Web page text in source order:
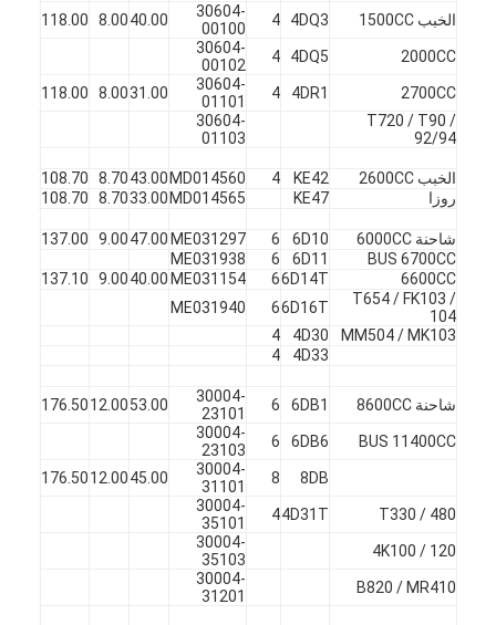
الخبب 1500CC 4DQ3
4
30604-
00100
40.00
8.00
118.00
2000CC
4DQ5
4
30604-
00102
2700CC
4DR1
4
30604-
01101
31.00
8.00
118.00
T720 / T90 /
92/94
30604-
01103
الخبب 2600CC KE42
4
MD014560
43.00
8.70
108.70
روزا
KE47
MD014565
33.00
8.70
108.70
شاحنة 6000CC 6D10
6
ME031297
47.00
9.00
137.00
BUS 6700CC
6D11
6
ME031938
6600CC
6D14T
6
ME031154
40.00
9.00
137.10
T654 / FK103 /
104
6D16T
6
ME031940
MM504 / MK103
4D30
4
4D33
4
شاحنة 8600CC 6DB1
6
30004-
23101
53.00
12.00
176.50
BUS 11400CC
6DB6
6
30004-
23103
8DB
8
30004-
31101
45.00
12.00
176.50
T330 / 480
4D31T
4
30004-
35101
4K100 / 120
30004-
35103
B820 / MR410
30004-
31201